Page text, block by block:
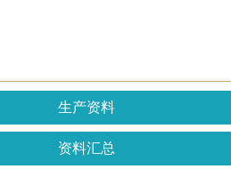
生产资料
资料汇总